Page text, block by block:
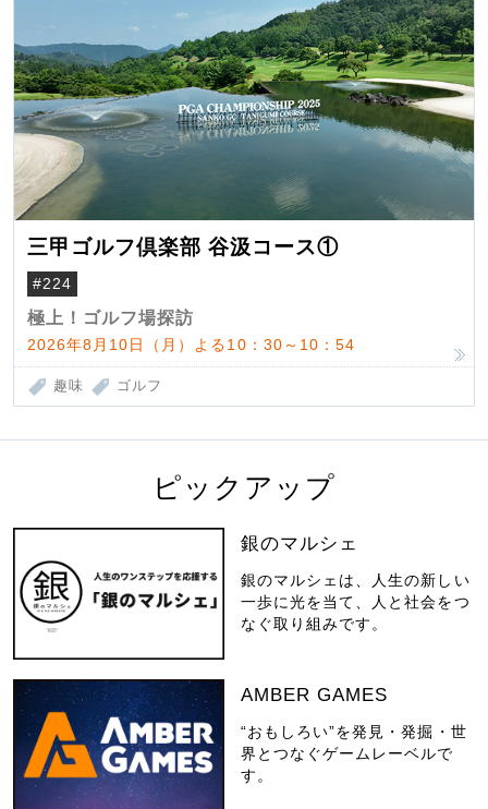
三甲ゴルフ倶楽部 谷汲コース①
#224
極上！ゴルフ場探訪
2026年8月10日（月）よる10：30～10：54
趣味 ゴルフ
ピックアップ
銀のマルシェ
銀のマルシェは、人生の新しい
一歩に光を当て、人と社会をつ
なぐ取り組みです。
AMBER GAMES
“おもしろい”を発見・発掘・世
界とつなぐゲームレーベルで
す。